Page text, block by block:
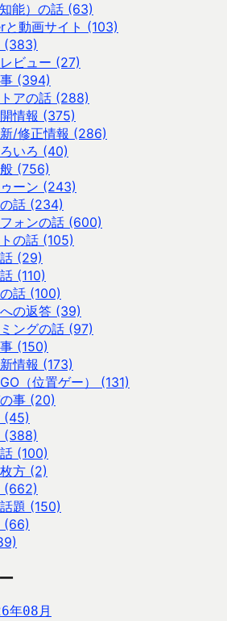
能）の話 (63)
と動画サイト (103)
(383)
ビュー (27)
(394)
アの話 (288)
情報 (375)
/修正情報 (286)
いろ (40)
(756)
ーン (243)
話 (234)
ォンの話 (600)
の話 (105)
(29)
(110)
話 (100)
の返答 (39)
ングの話 (97)
(150)
情報 (173)
（位置ゲー） (131)
事 (20)
(45)
(388)
(100)
方 (2)
(662)
題 (150)
(66)
年08月